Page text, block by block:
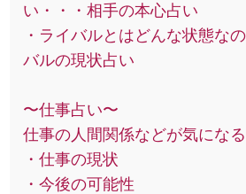
い・・・相手の本心占い
・ライバルとはどんな状態な
バルの現状占い
〜仕事占い〜
仕事の人間関係などが気にな
・仕事の現状
・今後の可能性